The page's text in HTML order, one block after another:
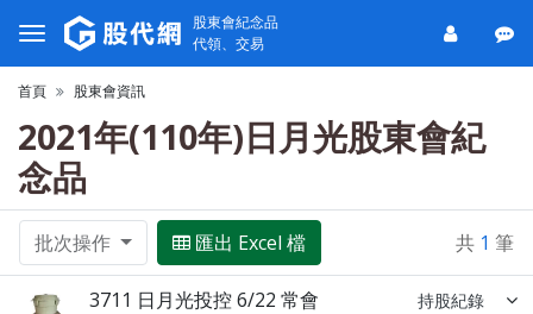
股東會紀念品
代領、交易
首頁 股東會資訊
2021年(110年)日月光股東會紀
念品
批次操作 匯出 Excel 檔 共 1 筆
3711 日月光投控 6/22 常會 持股紀錄